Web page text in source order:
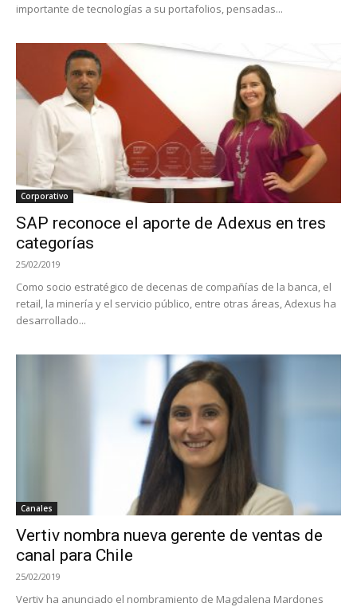
importante de tecnologías a su portafolios, pensadas...
Corporativo
SAP reconoce el aporte de Adexus en tres
categorías
25/02/2019
Como socio estratégico de decenas de compañías de la banca, el
retail, la minería y el servicio público, entre otras áreas, Adexus ha
desarrollado...
Canales
Vertiv nombra nueva gerente de ventas de
canal para Chile
25/02/2019
Vertiv ha anunciado el nombramiento de Magdalena Mardones